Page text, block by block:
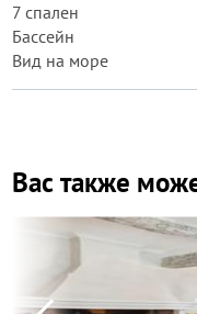
7 спален
Бассейн
Вид на море
Вас также